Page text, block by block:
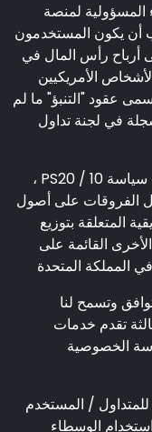
المسؤولية لمنصة
أن يكون المستخدمون
أرباح رأس المال في
الأمريكيين
عقود "التنبؤ" ما لم
في لجنة تداول
أصدرت هيئة السلوك المالي ("FCA") بيان سياسة PS20 / 10 ،
الفروقات على أصول
المتعلقة بتوزيع
القائمة على
المملكة المتحدة
وتسمح لنا
تقدم خدمات
الخصوصية
للمتداول / المستخدم
الوسطاء